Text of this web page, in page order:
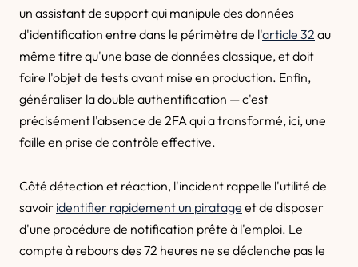
un assistant de support qui manipule des données
d'identification entre dans le périmètre de l'article 32 au
même titre qu'une base de données classique, et doit
faire l'objet de tests avant mise en production. Enfin,
généraliser la double authentification — c'est
précisément l'absence de 2FA qui a transformé, ici, une
faille en prise de contrôle effective.
Côté détection et réaction, l'incident rappelle l'utilité de
savoir identifier rapidement un piratage et de disposer
d'une procédure de notification prête à l'emploi. Le
compte à rebours des 72 heures ne se déclenche pas le